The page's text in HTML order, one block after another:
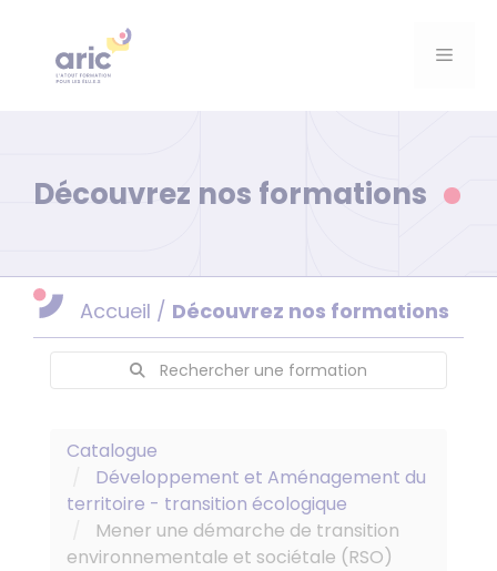
contenu
Menu
Découvrez nos formations
Accueil / Découvrez nos formations
Rechercher une formation
Catalogue
Développement et Aménagement du
territoire - transition écologique
Mener une démarche de transition
environnementale et sociétale (RSO)